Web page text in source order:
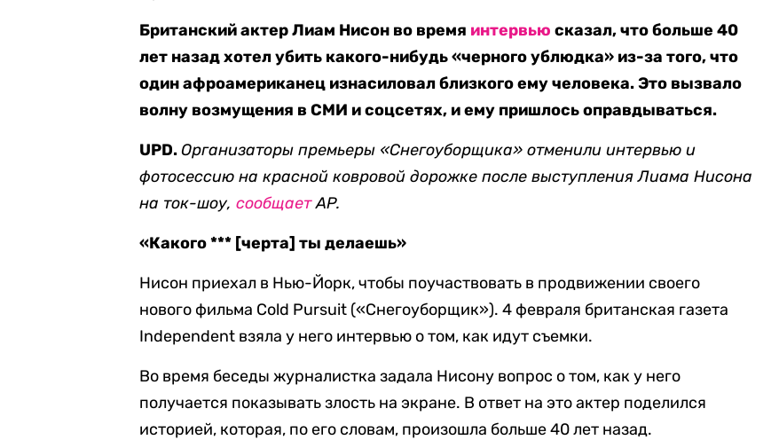
Британский актер Лиам Нисон во время интервью сказал, что больше 40
лет назад хотел убить какого-нибудь «черного ублюдка» из-за того, что
один афроамериканец изнасиловал близкого ему человека. Это вызвало
волну возмущения в СМИ и соцсетях, и ему пришлось оправдываться.
UPD. Организаторы премьеры «Снегоуборщика» отменили интервью и
фотосессию на красной ковровой дорожке после выступления Лиама Нисона
на ток-шоу,сообщаетAP.
«Какого *** [черта] ты делаешь»
Нисон приехал в Нью-Йорк, чтобы поучаствовать в продвижении своего
нового фильма Cold Pursuit («Снегоуборщик»). 4 февраля британская газета
Independent взяла у него интервью о том, как идут съемки.
Во время беседы журналистка задала Нисону вопрос о том, как у него
получается показывать злость на экране. В ответ на это актер поделился
историей, которая, по его словам, произошла больше 40 лет назад.